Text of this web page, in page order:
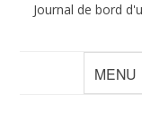
Journal de bord